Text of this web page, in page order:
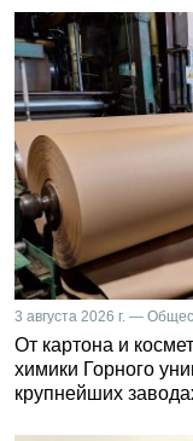
3 августа 2026 г. —
От картона и
химики Горного
крупнейших